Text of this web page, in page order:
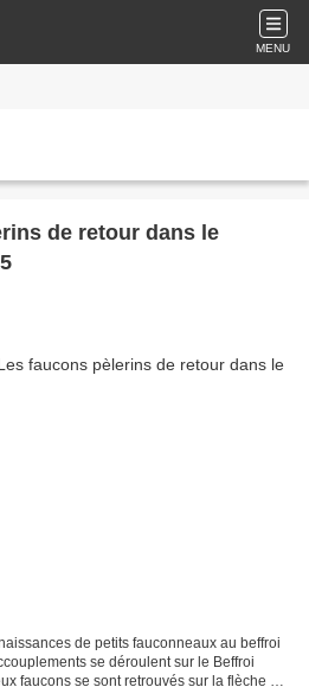
MENU
de retour dans le
de petits fauconneaux au beffroi
se déroulent sur le Beffroi
faucons se sont retrouvés sur la flèche de